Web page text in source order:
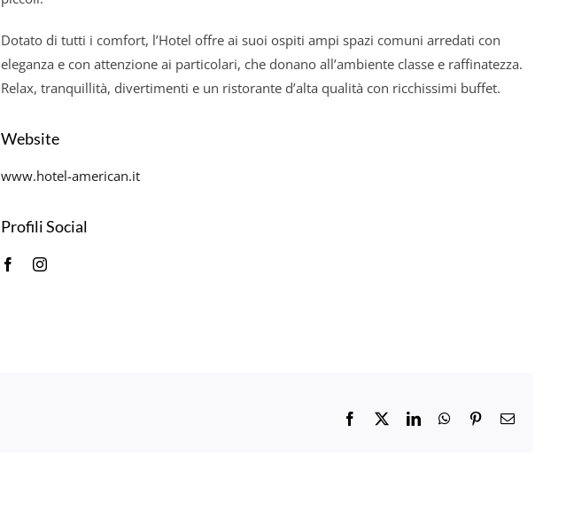
Dotato di tutti i comfort, l’Hotel offre ai suoi ospiti ampi spazi comuni arredati con
eleganza e con attenzione ai particolari, che donano all’ambiente classe e raffinatezza.
Relax, tranquillità, divertimenti e un ristorante d’alta qualità con ricchissimi buffet.
Website
www.hotel-american.it
Profili Social
Facebook
X LinkedInWhatsApp
PinterestEmail